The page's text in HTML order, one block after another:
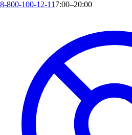
8-800-100-12-11 7:00–20:00